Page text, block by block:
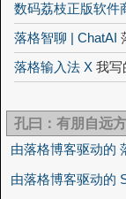
数码荔枝正版软件
落格智聊 | ChatAI
落格输入法 X 我写
孔曰：有朋自远
由落格博客驱动的
由落格博客驱动的